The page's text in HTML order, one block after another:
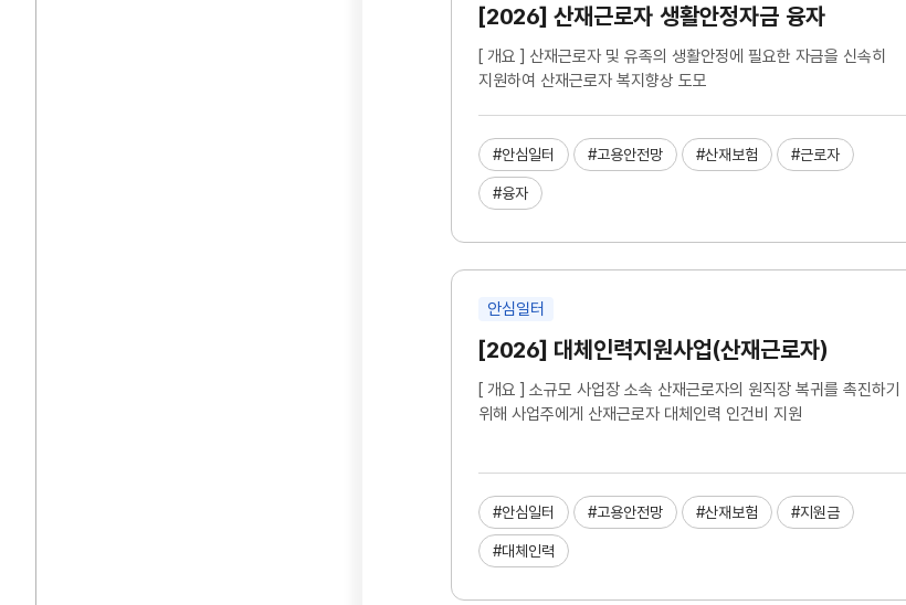
[2026] 산재근로자 생활안정자금 융자
[ 개요 ] 산재근로자 및 유족의 생활안정에 필요한 자금을 신속히
지원하여 산재근로자 복지향상 도모
#안심일터 #고용안전망 #산재보험 #근로자
#융자
안심일터
[2026] 대체인력지원사업(산재근로자)
[ 개요 ] 소규모 사업장 소속 산재근로자의 원직장 복귀를 촉진하기
위해 사업주에게 산재근로자 대체인력 인건비 지원
#안심일터 #고용안전망 #산재보험 #지원금
#대체인력